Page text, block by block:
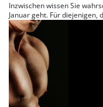
Inzwischen wissen Sie
Januar geht. Für diejenigen,